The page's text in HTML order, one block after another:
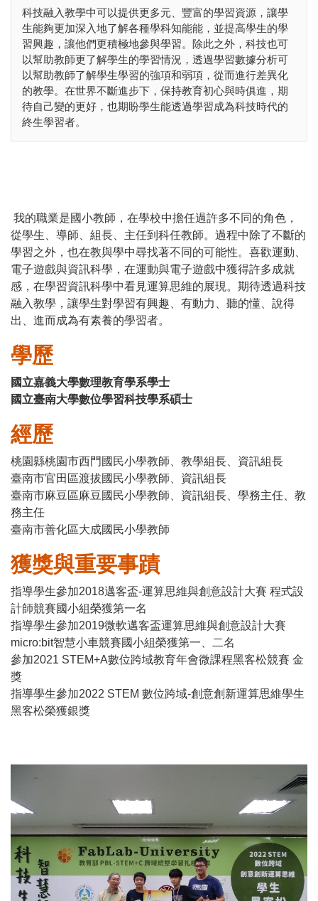
科技融入教學中可以提供更多元、豐富的學習資源，讓學
生能夠更加深入地了解各種學科知能能，並提高學生的學
習興趣，讓他們更積極地參與學習。除此之外，科技也可
以幫助教師更了解學生的學習情況，透過學習數據分析可
以幫助教師了解學生學習的強項和弱項，從而進行差異化
的教學。在世界不斷進步下，保持教育初心與時俱進，期
待自己變的更好，也期盼學生能透過學習成為科技時代的
終生學習者。
我的職業是國小教師，在學校中擔任過許多不同的角色，
從學生、導師、組長、主任到科任教師。過程中除了不斷的
學習之外，也在教與學中尋找著不同的可能性。喜歡運動、
電子遊戲與資訊科學，在運動與電子遊戲中獲得許多成就
感，在學習資訊科學中看見運算思維的展現。期待透過科技
融入教學，讓學生對學習有興趣、有動力、聽的懂、說得
出、進而成為有素養的學習者。
學歷
國立嘉義大學數理教育學系學士
國立臺南大學數位學習科技學系碩士
經歷
桃園縣桃園市西門國民小學教師、教學組長、資訊組長
臺南市官田區渡拔國民小學教師、資訊組長
臺南市麻豆區麻豆國民小學教師、資訊組長、學務主任、教
務主任
臺南市善化區大成國民小學教師
獲獎與重要事蹟
指導學生參加2018邁客盃-運算思維與創意設計大賽 程式設
計師競賽國小組榮獲第一名
指導學生參加2019微軟邁客盃運算思維與創意設計大賽
micro:bit智慧小車競賽國小組榮獲第一、二名
參加2021 STEM+A數位跨域教育年會微課程黑客松競賽 金
獎
指導學生參加2022 STEM 數位跨域-創意創新運算思維學生
黑客松榮獲銀獎